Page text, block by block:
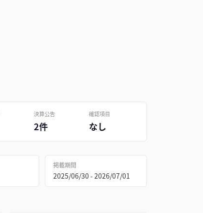
決算公告
2件
確認項目
なし
掲載期間
2025/06/30 - 2026/07/01